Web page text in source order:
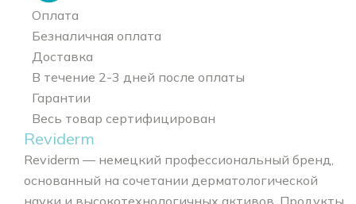
Оплата
Безналичная оплата
Доставка
В течение 2-3 дней после оплаты
Гарантии
Весь товар сертифицирован
Reviderm
Reviderm — немецкий профессиональный бренд,
основанный на сочетании дерматологической